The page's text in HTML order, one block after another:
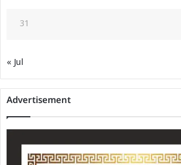
31
« Jul
Advertisement